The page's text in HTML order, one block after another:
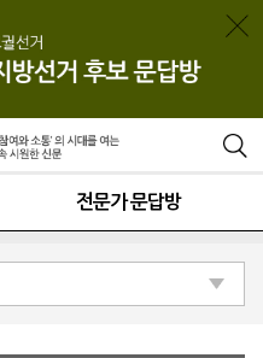
전문가 문답방